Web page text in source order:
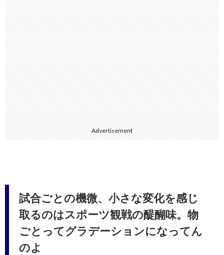
Advertisement
試合ごとの機微、小さな変化を感じ
取るのはスポーツ観戦の醍醐味。物
ごとってグラデーションになってん
のよ